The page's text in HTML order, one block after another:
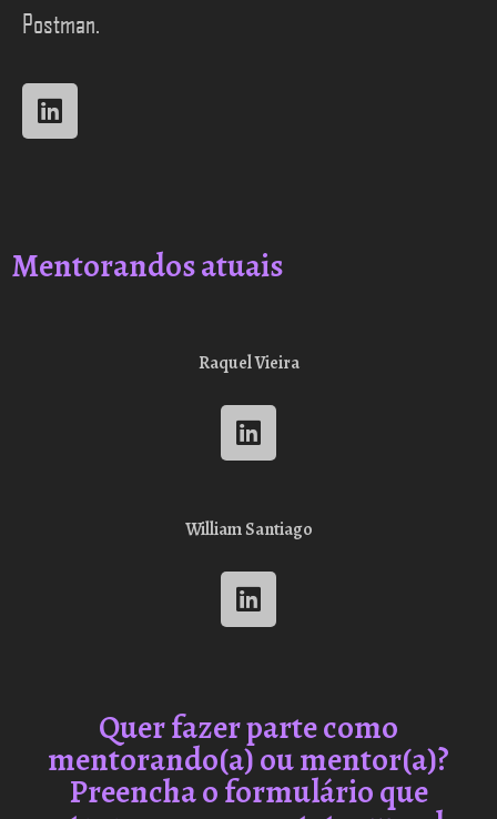
Postman.
Mentorandos atuais
Raquel Vieira
William Santiago
Quer fazer parte como
mentorando(a) ou mentor(a)?
Preencha o formulário que